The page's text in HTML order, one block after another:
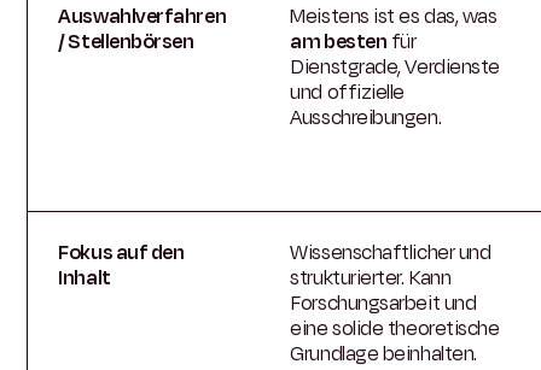
Auswahlverfahren
/ Stellenbörsen
Meistens ist es das, was
am besten für
Dienstgrade, Verdienste
und offizielle
Ausschreibungen.
Fokus auf den
Inhalt
Wissenschaftlicher und
strukturierter. Kann
Forschungsarbeit und
eine solide theoretische
Grundlage beinhalten.